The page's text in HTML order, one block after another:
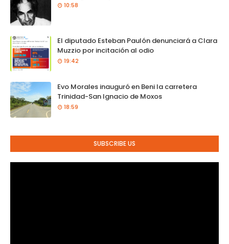
10:58
El diputado Esteban Paulón denunciará a Clara
Muzzio por incitación al odio
19:42
Evo Morales inauguró en Beni la carretera
Trinidad-San Ignacio de Moxos
18:59
SUBSCRIBE US